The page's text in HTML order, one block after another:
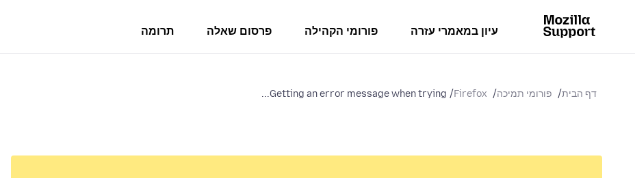
עיון במאמרי עזרה פורומי הקהילה פרסום שאלה תרומה
דף הבית פורומי תמיכה Firefox
Getting an error message when trying...